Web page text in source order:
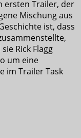
ersten Trailer, der
Mischung aus
ist, dass
Rick Flagg
um eine
im Trailer Task